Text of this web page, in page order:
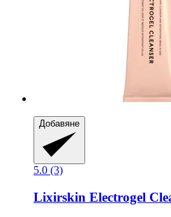
Добавяне
5.0 (3)
Lixirskin Electrogel